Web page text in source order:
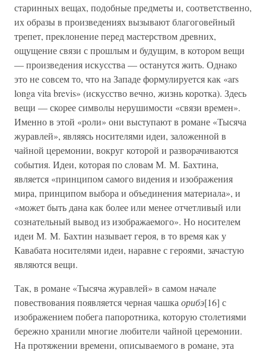
старинных вещах, подобные предметы и, соответственно,
их образы в произведениях вызывают благоговейный
трепет, преклонение перед мастерством древних,
ощущение связи с прошлым и будущим, в котором вещи
— произведения искусства — останутся жить. Однако
это не совсем то, что на Западе формулируется как «ars
longa vita brevis» (искусство вечно, жизнь коротка). Здесь
вещи — скорее символы нерушимости «связи времен».
Именно в этой «роли» они выступают в романе «Тысяча
журавлей», являясь носителями идеи, заложенной в
чайной церемонии, вокруг которой и разворачиваются
события. Идеи, которая по словам М. М. Бахтина,
является «принципом самого видения и изображения
мира, принципом выбора и объединения материала», и
«может быть дана как более или менее отчетливый или
сознательный вывод из изображаемого». Но носителем
идеи М. М. Бахтин называет героя, в то время как у
Кавабата носителями идеи, наравне с героями, зачастую
являются вещи.
Так, в романе «Тысяча журавлей» в самом начале
повествования появляется черная чашка орибэ[16] с
изображением побега папоротника, которую столетиями
бережно хранили многие любители чайной церемонии.
На протяжении времени, описываемого в романе, эта